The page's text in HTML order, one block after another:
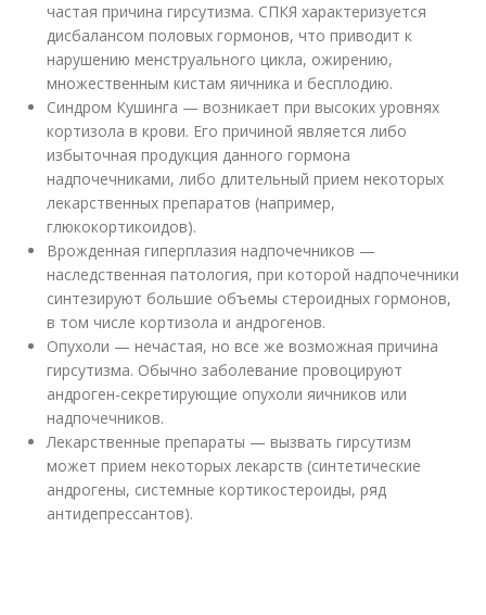
частая причина гирсутизма. СПКЯ характеризуется
дисбалансом половых гормонов, что приводит к
нарушению менструального цикла, ожирению,
множественным кистам яичника и бесплодию.
Синдром Кушинга — возникает при высоких уровнях
кортизола в крови. Его причиной является либо
избыточная продукция данного гормона
надпочечниками, либо длительный прием некоторых
лекарственных препаратов (например,
глюкокортикоидов).
Врожденная гиперплазия надпочечников —
наследственная патология, при которой надпочечники
синтезируют большие объемы стероидных гормонов,
в том числе кортизола и андрогенов.
Опухоли — нечастая, но все же возможная причина
гирсутизма. Обычно заболевание провоцируют
андроген-секретирующие опухоли яичников или
надпочечников.
Лекарственные препараты — вызвать гирсутизм
может прием некоторых лекарств (синтетические
андрогены, системные кортикостероиды, ряд
антидепрессантов).